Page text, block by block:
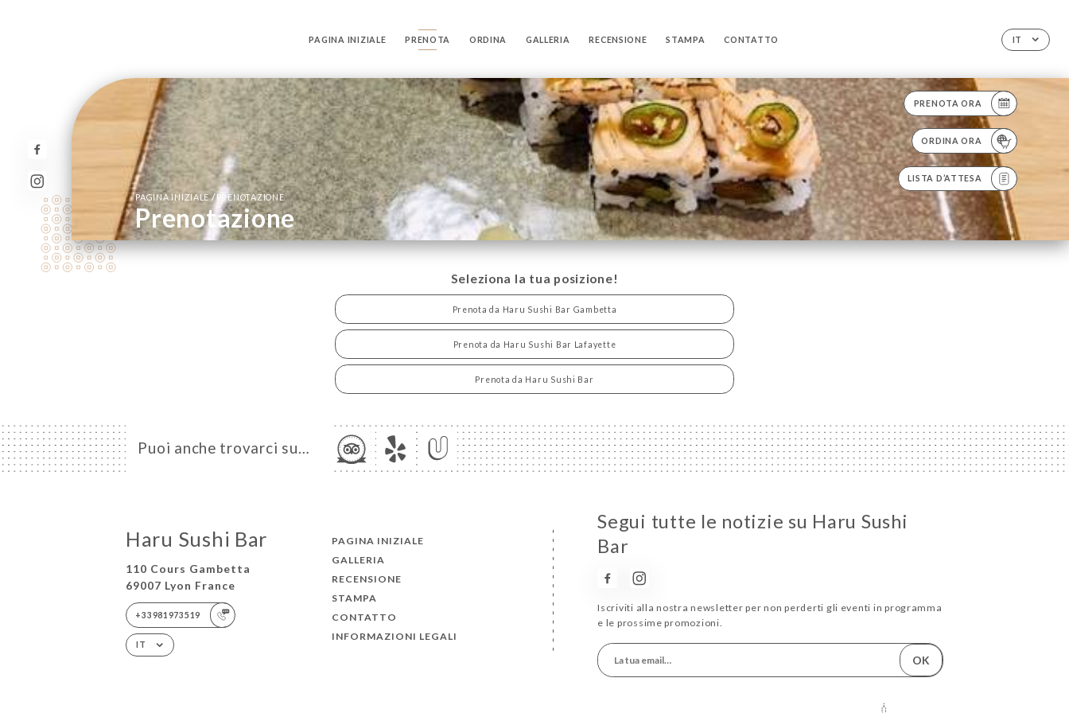
IT
PAGINA INIZIALE PRENOTA ORDINA GALLERIA RECENSIONE STAMPA CONTATTO
PRENOTA ORA
ORDINA ORA
LISTA D’ATTESA
PAGINA INIZIALE/PRENOTAZIONE
Prenotazione
Seleziona la tua posizione!
Prenota da Haru Sushi Bar Gambetta
Prenota da Haru Sushi Bar Lafayette
Prenota da Haru Sushi Bar
Puoi anche trovarci su…
Haru Sushi Bar
110 Cours Gambetta
69007 Lyon France
+33981973519
IT
PAGINA INIZIALE
GALLERIA
RECENSIONE
STAMPA
CONTATTO
INFORMAZIONI LEGALI
Segui tutte le notizie su Haru Sushi
Bar
Iscriviti alla nostra newsletter per non perderti gli eventi in programma
e le prossime promozioni.
OK